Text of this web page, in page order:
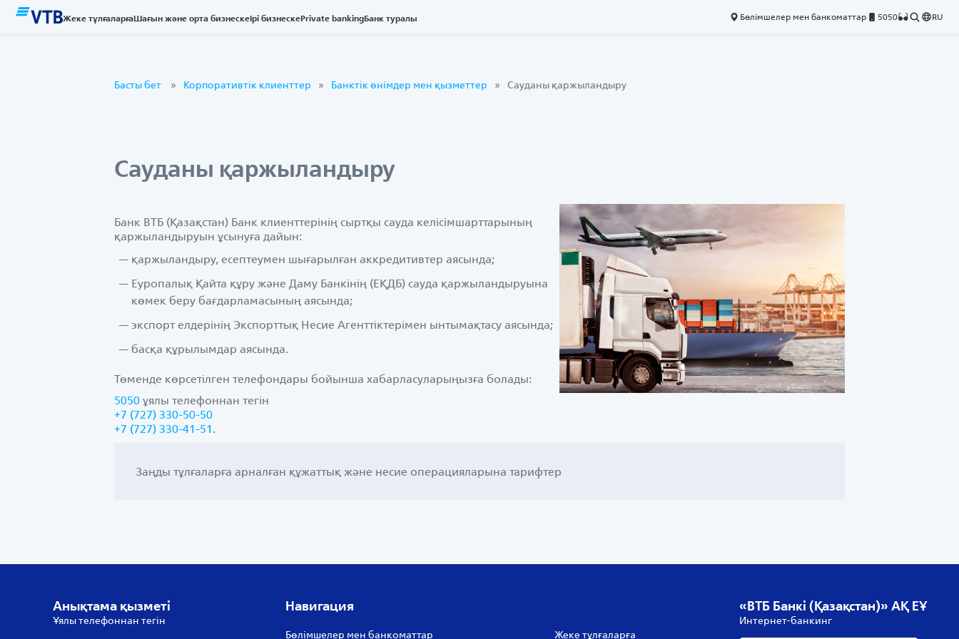
Жеке тұлғаларғаШағын және орта бизнескеІрі бизнескеPrivate bankingБанк туралы Бөлімшелер мен банкоматтар 5050 RU
Басты бет Корпоративтік клиенттер Банктік өнімдер мен қызметтер Сауданы қаржыландыру
Сауданы қаржыландыру
Банк ВТБ (Қазақстан) Банк клиенттерінің сыртқы сауда келісімшарттарының
қаржыландыруын ұсынуға дайын:
қаржыландыру, есептеумен шығарылған аккредитивтер аясында;
Еуропалық Қайта құру және Даму Банкінің (ЕҚДБ) сауда қаржыландыруына
көмек беру бағдарламасының аясында;
экспорт елдерінің Экспорттық Несие Агенттіктерімен ынтымақтасу аясында;
басқа құрылымдар аясында.
Төменде көрсетілген телефондары бойынша хабарласуларыңызға болады:
5050 ұялы телефоннан тегін
+7 (727) 330-50-50
+7 (727) 330-41-51 .
Заңды тұлғаларға арналған құжаттық және несие операцияларына тарифтер
Анықтама қызметі
Ұялы телефоннан тегін
Навигация
Бөлімшелер мен банкоматтар Жеке тұлғаларға
«ВТБ Банкі (Қазақстан)» АҚ ЕҰ
Интернет-банкинг